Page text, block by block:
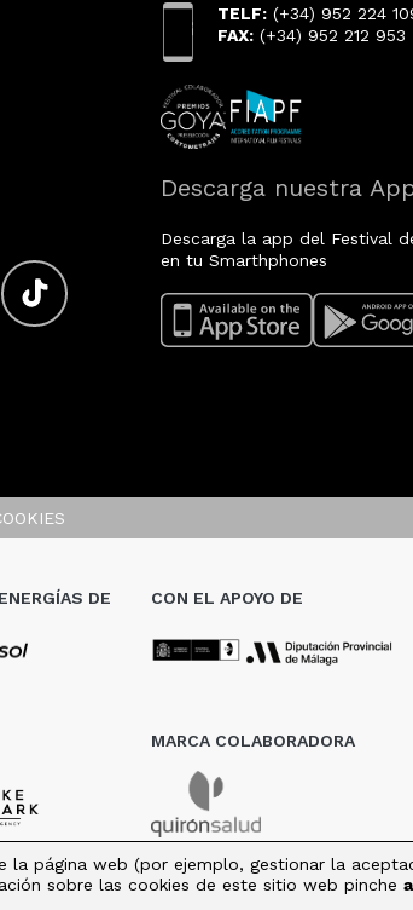
TELF:(+34) 952 224
FAX:(+34) 952 212 953
Descarga nuestra
Descarga la app del Festival
en tu Smarthphones
DE CON EL APOYO DE
MARCA COLABORADORA
página web (por ejemplo, gestionar la
sobre las cookies de este sitio web pinche